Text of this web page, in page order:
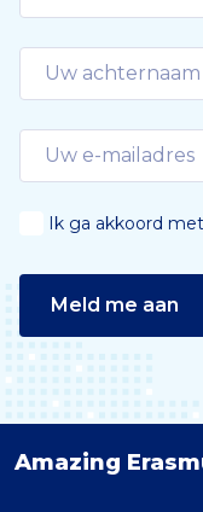
Ik ga akkoord
Meld me aan
Amazing